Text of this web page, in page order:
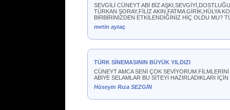
SEVGİLİ CÜNEYT ABİ BİZ
TÜRKAN ŞORAY,FİLİZ AKIN,FATMA GİRİK,HÜLYA
BİRBİRİNİZDEN ETKİLENDİĞİNİZ HİÇ OLDU MU?
metin aytaç
TÜRK SİNEMASININ BÜYÜK YILDIZI
CÜNEYT AMCA SENİ ÇOK
ABİYE SELAMLAR BU SİTEYİ HAZIRLADIKLARI
Hüseyin Rıza SEZGİN